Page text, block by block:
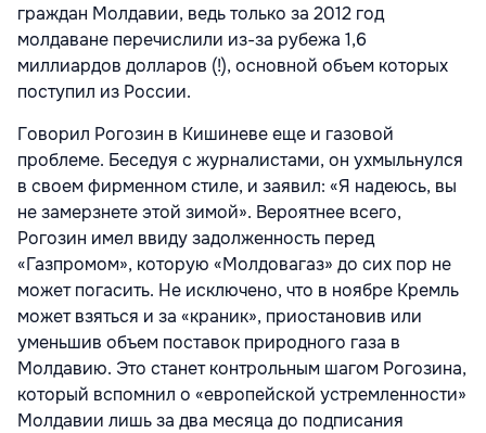
граждан Молдавии, ведь только за 2012 год
молдаване перечислили из-за рубежа 1,6
миллиардов долларов (!), основной объем которых
поступил из России.
Говорил Рогозин в Кишиневе еще и газовой
проблеме. Беседуя с журналистами, он ухмыльнулся
в своем фирменном стиле, и заявил: «Я надеюсь, вы
не замерзнете этой зимой». Вероятнее всего,
Рогозин имел ввиду задолженность перед
«Газпромом», которую «Молдовагаз» до сих пор не
может погасить. Не исключено, что в ноябре Кремль
может взяться и за «краник», приостановив или
уменьшив объем поставок природного газа в
Молдавию. Это станет контрольным шагом Рогозина,
который вспомнил о «европейской устремленности»
Молдавии лишь за два месяца до подписания